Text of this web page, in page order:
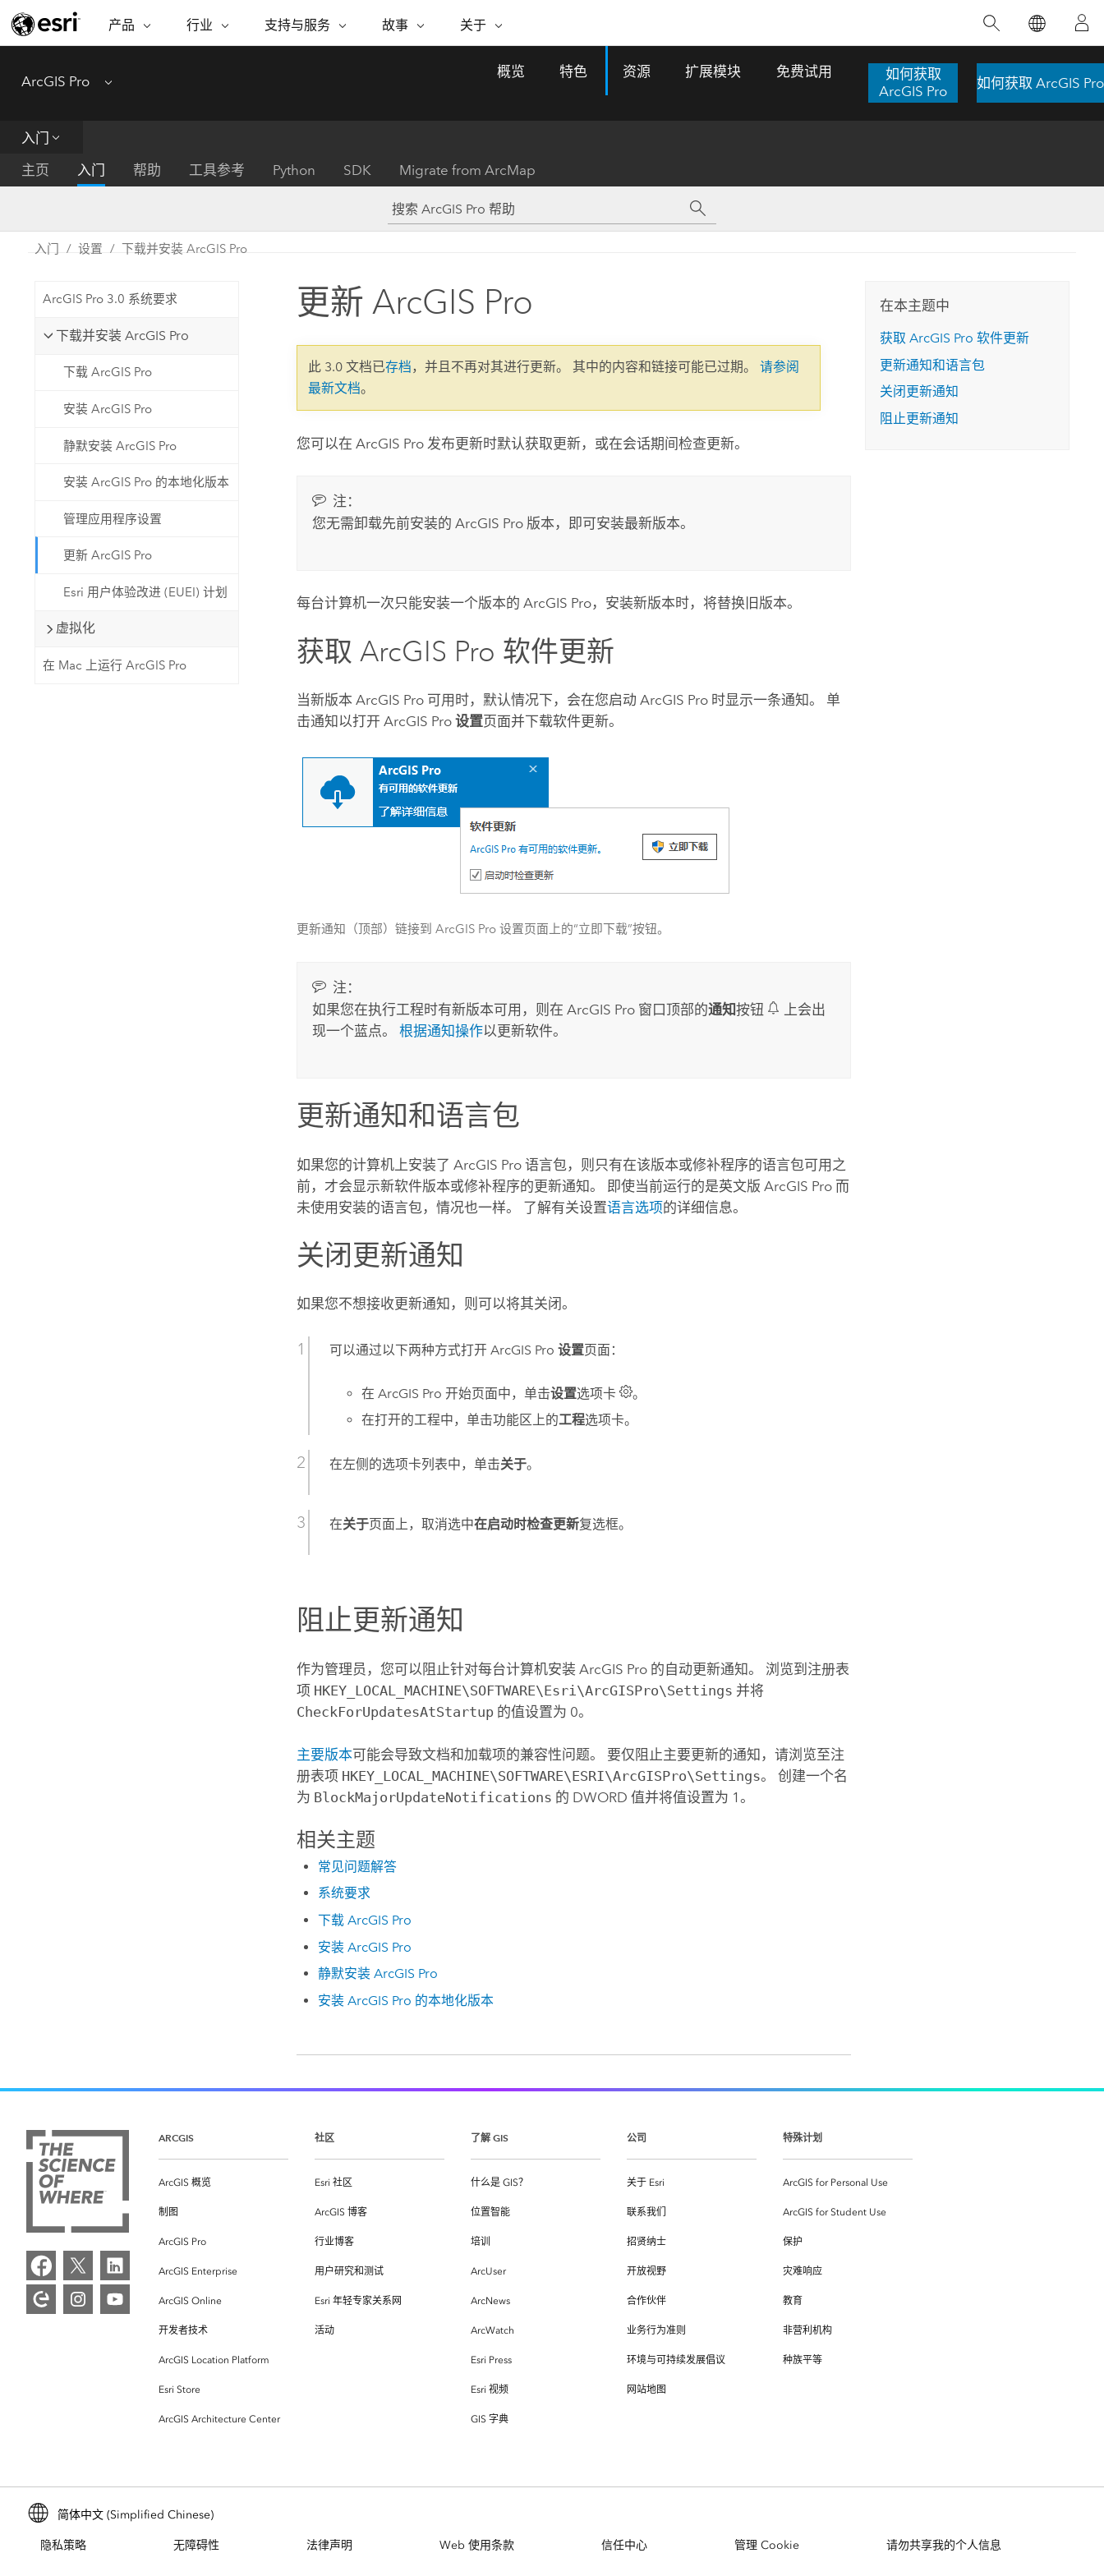
产品
ARCGIS
完整的 SaaS 制图平台
ArcGIS Enterprise
开发者技术
构建制图和空间分析应用程序
功能
将位置引入分析
集成、编辑和共享空间数据
Esri 产品、合作伙伴产品和开发
互式地图，探索产品功能，或者直接开始免
探索 ArcGIS Pro
行业
行业
保护
能源公用事业
州和地方政府
交通运输
专题倡议
基础设施管理
探索基础设施管理
支持与服务
支持与服务 自助服务
文档
My Esri
故事
ESRI 故事
现实世界的全球 GIS 创新
客
行业新闻和 ArcGIS 更新
所有故事
动提供了有力支持。
关于
关于 ESRI
合作伙伴
招贤纳士
联系我们
数字孪生体
推荐书籍
转至书籍详情
ArcGIS Pro Menu
概览 特色 资源 扩展模块 免费试用
如何获取
ArcGIS Pro
如何获取 ArcGIS Pro
入门
主页
入门 帮助 工具参考 Python SDK Migrate from ArcMap
入门 设置 下载并安装 ArcGIS Pro
ArcGIS Pro 3.0 系统要求
下载并安装 ArcGIS Pro
下载 ArcGIS Pro
安装 ArcGIS Pro
静默安装 ArcGIS Pro
安装 ArcGIS Pro 的本地化版本
管理应用程序设置
更新 ArcGIS Pro
Esri 用户体验改进 (EUEI) 计划
虚拟化
在 Mac 上运行 ArcGIS Pro
更新 ArcGIS Pro
此 3.0 文档已存档，并且不再对其进行更新。 其中的内容和链接可能已过期。请参阅
最新文档。
您可以在ArcGIS Pro 发布更新时默认获取更新，或在会话期间检查更新。
注：
您无需卸载先前安装的 ArcGIS Pro版本，即可安装最新版本。
每台计算机一次只能安装一个版本的ArcGIS Pro，安装新版本时，将替换旧版本。
获取 ArcGIS Pro 软件更新
当新版本ArcGIS Pro 可用时，默认情况下，会在您启动ArcGIS Pro 时显示一条通知。 单
击通知以打开ArcGIS Pro 设置页面并下载软件更新。
更新通知（顶部）链接到ArcGIS Pro 设置页面上的“立即下载”按钮。
注：
如果您在执行工程时有新版本可用，则在 ArcGIS Pro窗口顶部的通知按钮
上会出
现一个蓝点。 根据通知操作以更新软件。
更新通知和语言包
如果您的计算机上安装了ArcGIS Pro 语言包，则只有在该版本或修补程序的语言包可用之
前，才会显示新软件版本或修补程序的更新通知。 即使当前运行的是英文版ArcGIS Pro 而
未使用安装的语言包，情况也一样。 了解有关设置语言选项的详细信息。
关闭更新通知
如果您不想接收更新通知，则可以将其关闭。
可以通过以下两种方式打开ArcGIS Pro 设置页面：
在 ArcGIS Pro 开始页面中，单击设置选项卡
。
在打开的工程中，单击功能区上的工程选项卡。
在左侧的选项卡列表中，单击关于。
在关于页面上，取消选中在启动时检查更新复选框。
阻止更新通知
作为管理员，您可以阻止针对每台计算机安装ArcGIS Pro 的自动更新通知。 浏览到注册表
项 HKEY_LOCAL_MACHINE\SOFTWARE\Esri\ArcGISPro\Settings 并将
CheckForUpdatesAtStartup 的值设置为 0。
主要版本可能会导致文档和加载项的兼容性问题。 要仅阻止主要更新的通知，请浏览至注
册表项 HKEY_LOCAL_MACHINE\SOFTWARE\ESRI\ArcGISPro\Settings。 创建一个名
为 BlockMajorUpdateNotifications 的 DWORD 值并将值设置为 1。
相关主题
常见问题解答
系统要求
下载 ArcGIS Pro
安装 ArcGIS Pro
静默安装 ArcGIS Pro
安装 ArcGIS Pro 的本地化版本
在本主题中
获取ArcGIS Pro 软件更新
更新通知和语言包
关闭更新通知
阻止更新通知
ARCGIS
ArcGIS 概览
制图
ArcGIS Pro
ArcGIS Enterprise
ArcGIS Online
开发者技术
ArcGIS Location Platform
Esri Store
ArcGIS Architecture Center
社区
Esri 社区
ArcGIS 博客
行业博客
用户研究和测试
Esri 年轻专家关系网
活动
了解 GIS
什么是 GIS？
位置智能
培训
ArcUser
ArcNews
ArcWatch
Esri Press
Esri 视频
GIS 字典
公司
关于 Esri
联系我们
招贤纳士
开放视野
合作伙伴
业务行为准则
环境与可持续发展倡议
网站地图
特殊计划
ArcGIS for Personal Use
ArcGIS for Student Use
保护
灾难响应
教育
非营利机构
种族平等
简体中文 (Simplified Chinese)
隐私策略 无障碍性 法律声明 Web 使用条款 信任中心 管理 Cookie 请勿共享我的个人信息